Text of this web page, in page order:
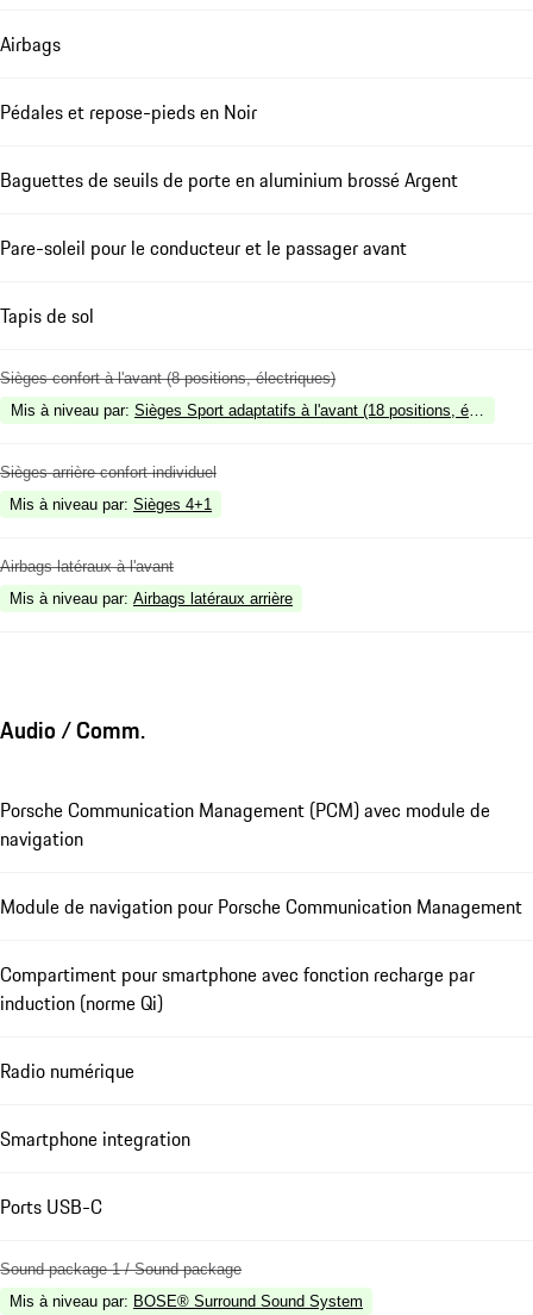
Airbags
Pédales et repose-pieds en Noir
Baguettes de seuils de porte en aluminium brossé Argent
Pare-soleil pour le conducteur et le passager avant
Tapis de sol
Sièges confort à l'avant (8 positions, électriques)
Mis à niveau par: Sièges Sport adaptatifs à l'avant (18 positions,
Sièges arrière confort individuel
Mis à niveau par: Sièges 4+1
Airbags latéraux à l'avant
Mis à niveau par: Airbags latéraux arrière
Audio / Comm.
Porsche Communication Management (PCM) avec module de
navigation
Module de navigation pour Porsche Communication Management
Compartiment pour smartphone avec fonction recharge par
induction (norme Qi)
Radio numérique
Smartphone integration
Ports USB-C
Sound package 1 / Sound package
Mis à niveau par: BOSE® Surround Sound System